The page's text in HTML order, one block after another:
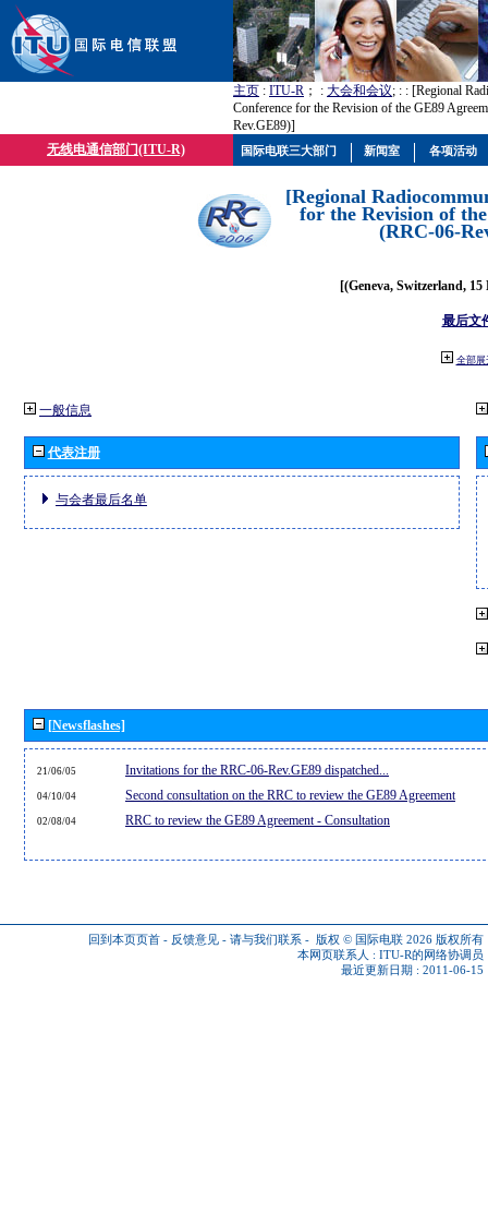
主页 : ITU-R ； : 大会和会议; : : [Regional
Conference for the Revision of the GE89
Rev.GE89)]
无线电通信部门(ITU-R)
[Regional
for the Revision of
(RRC-06-
[(Geneva, Switzerland, 15
最后文
全部展
一般信息
代表注册
与会者最后名单
[Newsflashes]
21/06/05 Invitations for the RRC-06-Rev.GE89 dispatched...
04/10/04 Second consultation on the RRC to review the GE89 Agreement
02/08/04 RRC to review the GE89 Agreement - Consultation
回到本页页首 - 反馈意见 - 请与我们联系 - 版权 © 国际电联 2026 版权所有
本网页联系人 : ITU-R的网络协调员
最近更新日期 : 2011-06-15
国际电联三大部门 新闻室 各项活动